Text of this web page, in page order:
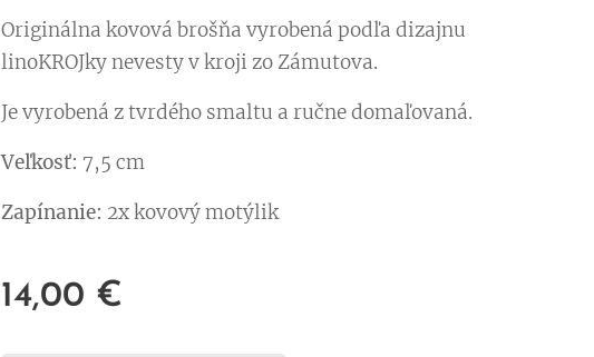
Originálna kovová brošňa vyrobená podľa dizajnu
linoKROJky nevesty v kroji zo Zámutova.
Je vyrobená z tvrdého smaltu a ručne domaľovaná.
Veľkosť: 7,5 cm
Zapínanie: 2x kovový motýlik
14,00 €